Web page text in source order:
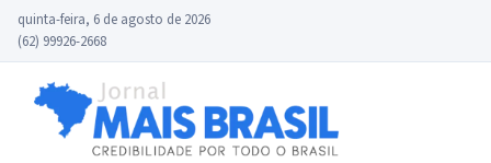
quinta-feira, 6 de agosto de 2026
(62) 99926-2668